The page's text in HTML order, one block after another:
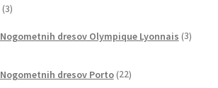
33
Nogometnih dresov Olympique Lyonnais 3izdelki
Nogometnih dresov Porto 22izdelkov